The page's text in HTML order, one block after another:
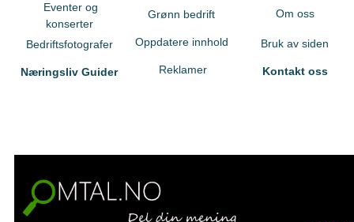
Eventer og
konserter
Bedriftsfotografer
Næringsliv Guider
Grønn bedrift
Oppdatere innhold
Reklamer
Om oss
Bruk av siden
Kontakt oss